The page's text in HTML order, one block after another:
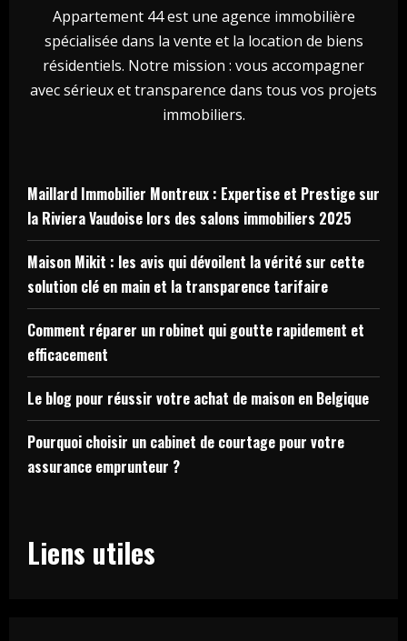
Appartement 44 est une agence immobilière
spécialisée dans la vente et la location de biens
résidentiels. Notre mission : vous accompagner
avec sérieux et transparence dans tous vos projets
immobiliers.
Maillard Immobilier Montreux : Expertise et Prestige sur
la Riviera Vaudoise lors des salons immobiliers 2025
Maison Mikit : les avis qui dévoilent la vérité sur cette
solution clé en main et la transparence tarifaire
Comment réparer un robinet qui goutte rapidement et
efficacement
Le blog pour réussir votre achat de maison en Belgique
Pourquoi choisir un cabinet de courtage pour votre
assurance emprunteur ?
Liens utiles